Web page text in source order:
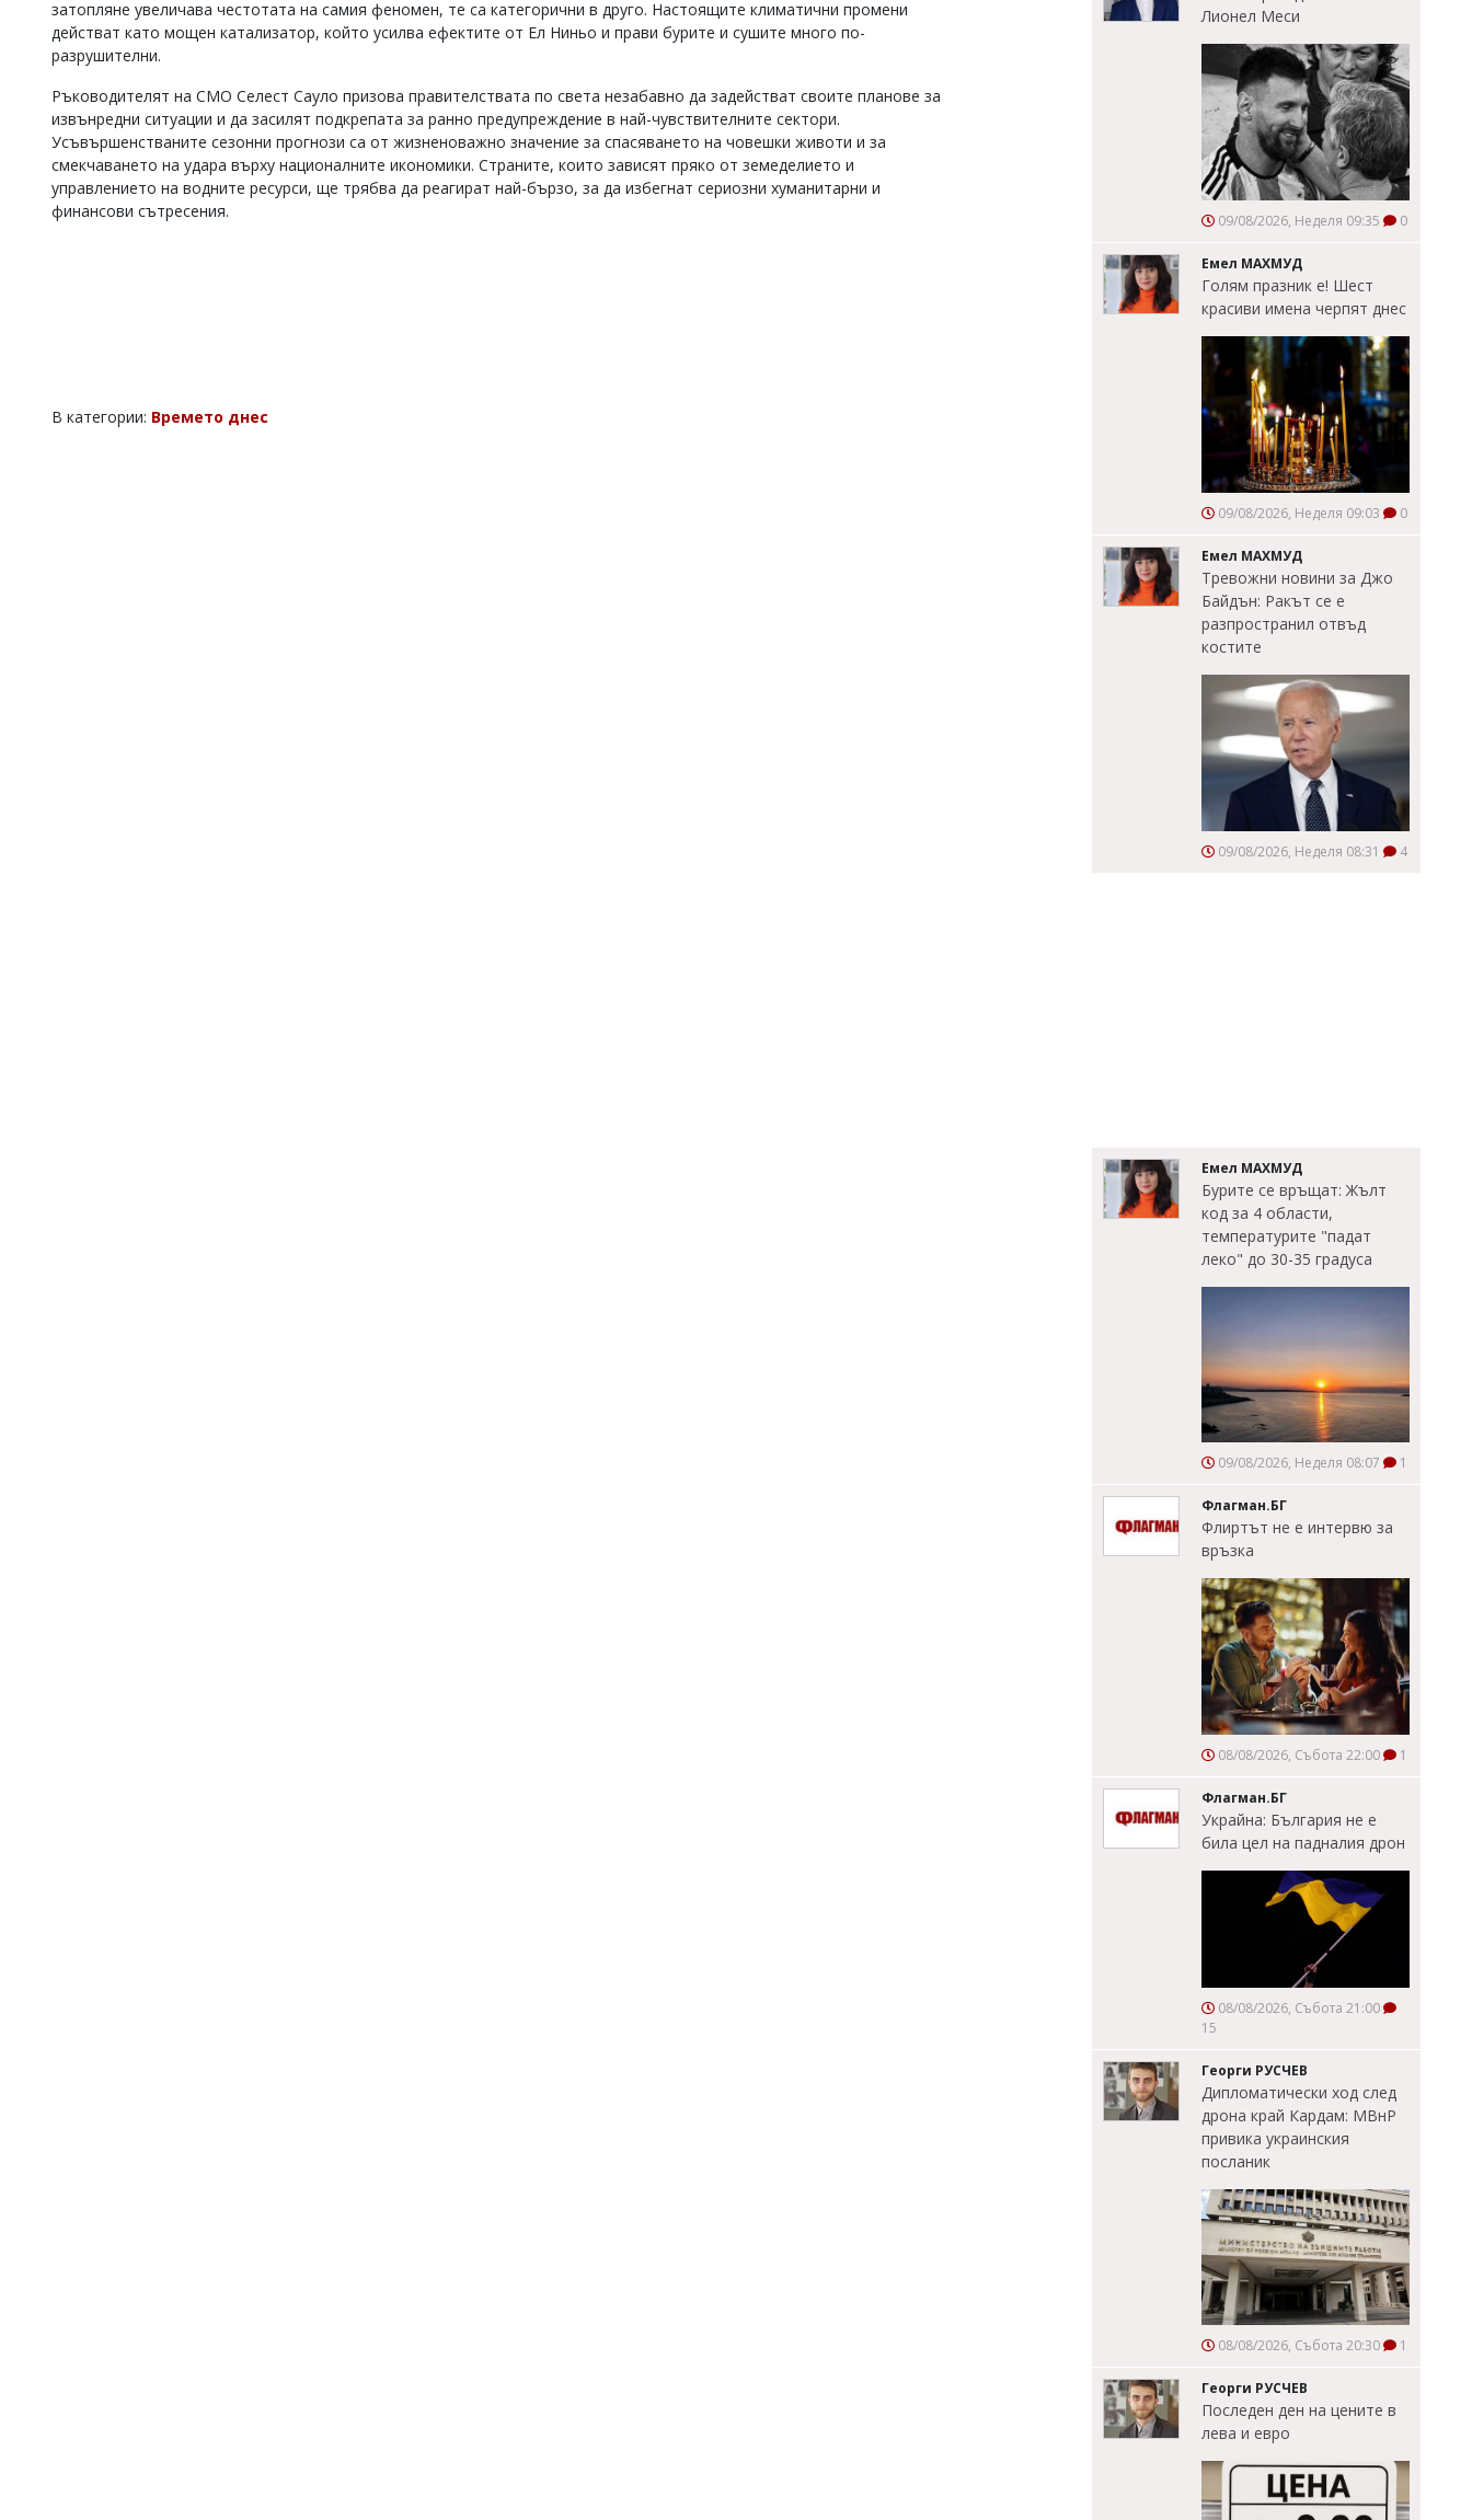
сигнализирайте
затопляне увеличава честотата на самия феномен, те са категорични в друго. Настоящите климатични промени
действат като мощен катализатор, който усилва ефектите от Ел Ниньо и прави бурите и сушите много по-
разрушителни.
Ръководителят на СМО Селест Сауло призова правителствата по света незабавно да задействат своите планове за
извънредни ситуации и да засилят подкрепата за ранно предупреждение в най-чувствителните сектори.
Усъвършенстваните сезонни прогнози са от жизненоважно значение за спасяването на човешки животи и за
смекчаването на удара върху националните икономики. Страните, които зависят пряко от земеделието и
управлението на водните ресурси, ще трябва да реагират най-бързо, за да избегнат сериозни хуманитарни и
финансови сътресения.
В категории: Времето днес
Лионел Меси
09/08/2026, Неделя 09:35 0
Емел МАХМУД
Голям празник е! Шест
красиви имена черпят днес
09/08/2026, Неделя 09:03 0
Емел МАХМУД
Тревожни новини за Джо
Байдън: Ракът се е
разпространил отвъд
костите
09/08/2026, Неделя 08:31 4
Емел МАХМУД
Бурите се връщат: Жълт
код за 4 области,
температурите "падат
леко" до 30-35 градуса
09/08/2026, Неделя 08:07 1
Флагман.БГ
Флиртът не е интервю за
връзка
08/08/2026, Събота 22:00 1
Флагман.БГ
Украйна: България не е
била цел на падналия дрон
08/08/2026, Събота 21:00
15
Георги РУСЧЕВ
Дипломатически ход след
дрона край Кардам: МВнР
привика украинския
посланик
08/08/2026, Събота 20:30 1
Георги РУСЧЕВ
Последен ден на цените в
лева и евро